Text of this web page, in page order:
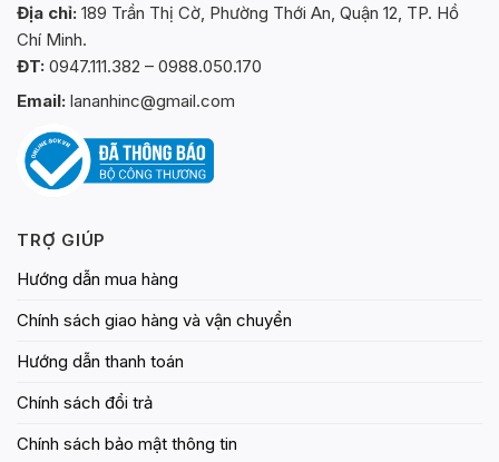
Địa chỉ: 189 Trần Thị Cờ, Phường Thới An, Quận 12, TP. Hồ
Chí Minh.
ĐT: 0947.111.382 – 0988.050.170
Email: lananhinc@gmail.com
TRỢ GIÚP
Hướng dẫn mua hàng
Chính sách giao hàng và vận chuyển
Hướng dẫn thanh toán
Chính sách đổi trả
Chính sách bảo mật thông tin